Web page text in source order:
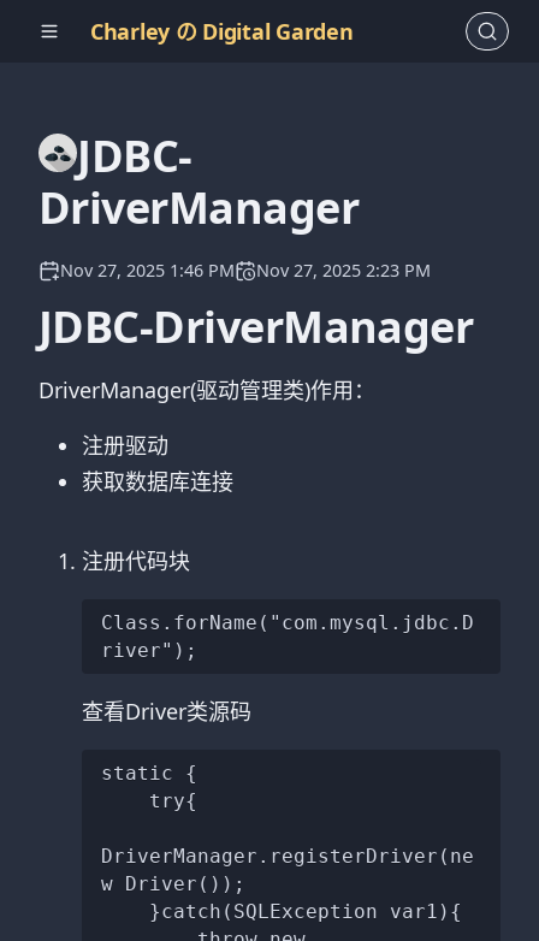
Charley の Digital Garden
JDBC-
DriverManager
Nov 27, 2025 1:46 PM Nov 27, 2025 2:23 PM
JDBC-DriverManager
DriverManager(驱动管理类)作用：
注册驱动
获取数据库连接
注册代码块
Class.forName("com.mysql.jdbc.D
查看Driver类源码
static {
DriverManager.registerDriver(ne
w Driver());